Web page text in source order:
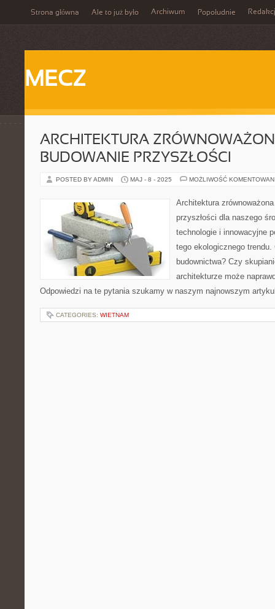
Strona główna Ale to już było Archiwum Popołudnie
MECZ
ARCHITEKTURA
BUDOWANIE PRZYSZŁOŚCI
POSTED BY ADMIN MAJ - 8 - 2025 MOŻLIWOŚĆ
Architektura
przyszłości dla naszego
technologie i innowacyjne
tego ekologicznego
budownictwa? Czy
architekturze może
Odpowiedzi na te pytania szukamy w naszym najnowszym
CATEGORIES: WIETNAM